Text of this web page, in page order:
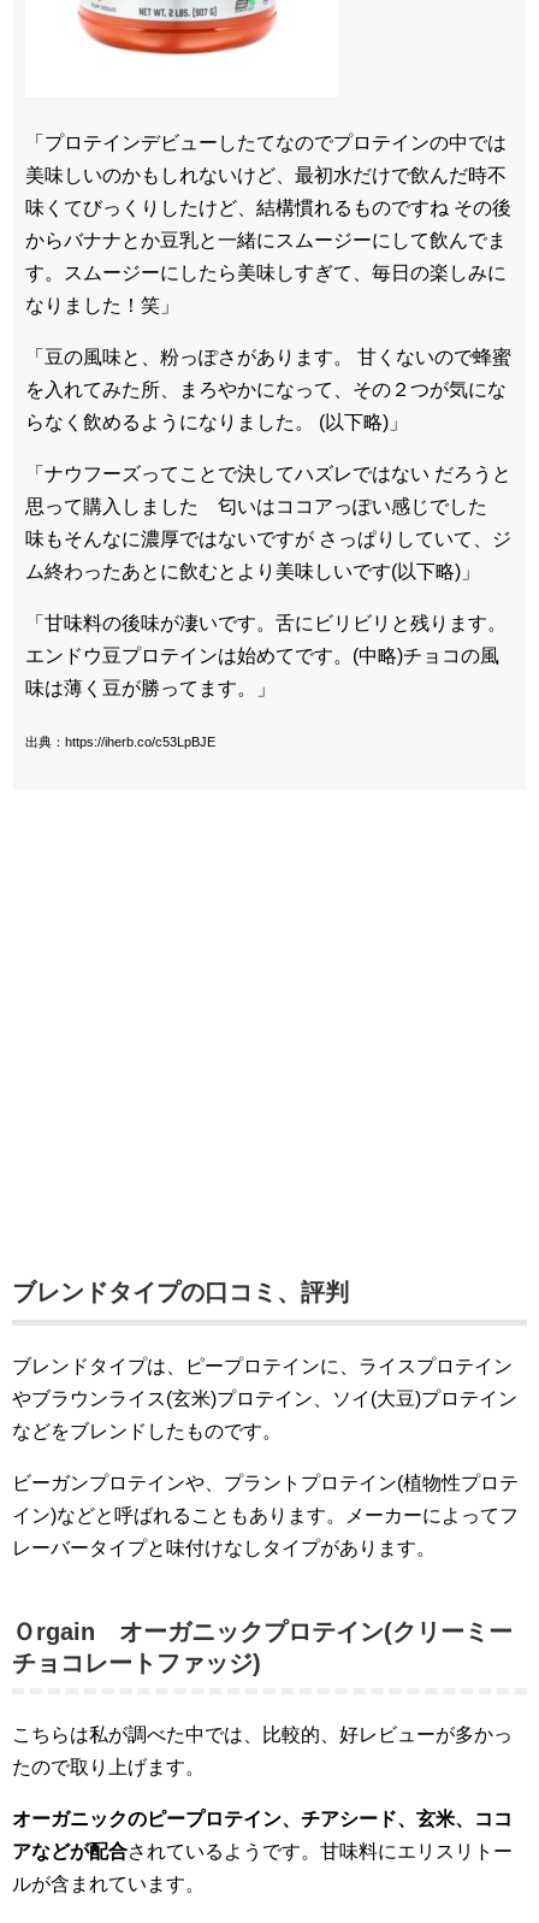
「プロテインデビューしたてなのでプロテインの中では
美味しいのかもしれないけど、最初水だけで飲んだ時不
味くてびっくりしたけど、結構慣れるものですね その後
からバナナとか豆乳と一緒にスムージーにして飲んでま
す。スムージーにしたら美味しすぎて、毎日の楽しみに
なりました！笑」
「豆の風味と、粉っぽさがあります。 甘くないので蜂蜜
を入れてみた所、まろやかになって、その２つが気にな
らなく飲めるようになりました。 (以下略)」
「ナウフーズってことで決してハズレではない だろうと
思って購入しました 匂いはココアっぽい感じでした
味もそんなに濃厚ではないですが さっぱりしていて、ジ
ム終わったあとに飲むとより美味しいです(以下略)」
「甘味料の後味が凄いです。舌にビリビリと残ります。
エンドウ豆プロテインは始めてです。(中略)チョコの風
味は薄く豆が勝ってます。」
出典：https://iherb.co/c53LpBJE
ブレンドタイプの口コミ、評判
ブレンドタイプは、ピープロテインに、ライスプロテイン
やブラウンライス(玄米)プロテイン、ソイ(大豆)プロテイン
などをブレンドしたものです。
ビーガンプロテインや、プラントプロテイン(植物性プロテ
イン)などと呼ばれることもあります。メーカーによってフ
レーバータイプと味付けなしタイプがあります。
Ｏrgain オーガニックプロテイン(クリーミー
チョコレートファッジ)
こちらは私が調べた中では、比較的、好レビューが多かっ
たので取り上げます。
オーガニックのピープロテイン、チアシード、玄米、ココ
アなどが配合されているようです。甘味料にエリスリトー
ルが含まれています。